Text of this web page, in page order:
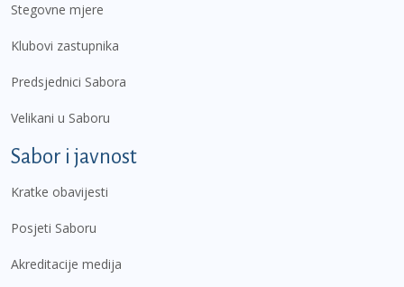
Stegovne mjere
Klubovi zastupnika
Predsjednici Sabora
Velikani u Saboru
Sabor i javnost
Kratke obavijesti
Posjeti Saboru
Akreditacije medija